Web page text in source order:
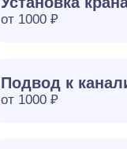
от 1000 ₽
Подвод к
от 1000 ₽